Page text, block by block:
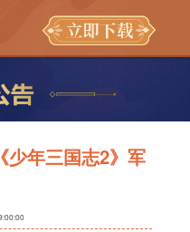
少年三国志2》军